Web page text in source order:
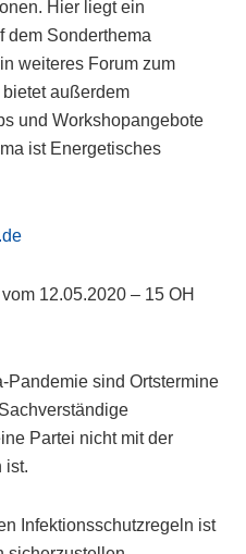
Hier liegt ein
dem Sonderthema
weiteres Forum zum
bietet außerdem
und Workshopangebote
ist Energetisches
12.05.2020 – 15 OH
Pandemie sind Ortstermine
Partei nicht mit der
ist.
Infektionsschutzregeln ist